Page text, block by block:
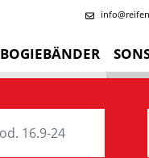
BOGIEBÄNDER